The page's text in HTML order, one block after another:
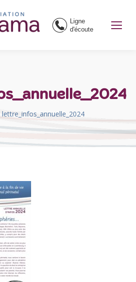
Ligne
d'écoute
:
lettre_infos_annuelle_2024